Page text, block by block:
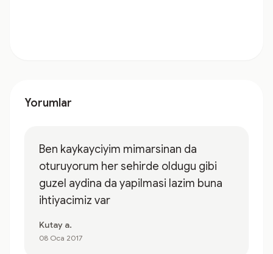
Yorumlar
Ben kaykayciyim mimarsinan da
oturuyorum her sehirde oldugu gibi
guzel aydina da yapilmasi lazim buna
ihtiyacimiz var
Kutay a.
08 Oca 2017